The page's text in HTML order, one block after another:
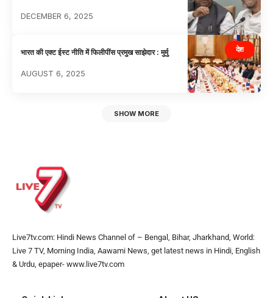
DECEMBER 6, 2025
देश
भारत की एक्ट ईस्ट नीति में फिलीपींस प्रमुख साझेदार : मुर्मु
AUGUST 6, 2025
SHOW MORE
Live7tv.com: Hindi News Channel of – Bengal, Bihar, Jharkhand, World:
Live 7 TV, Morning India, Aawami News, get latest news in Hindi, English
& Urdu, epaper- www.live7tv.com